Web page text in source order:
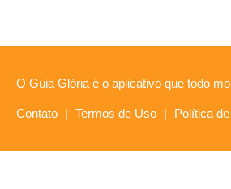
O Guia Glória é o aplicativo que todo
Contato | Termos de Uso | Política